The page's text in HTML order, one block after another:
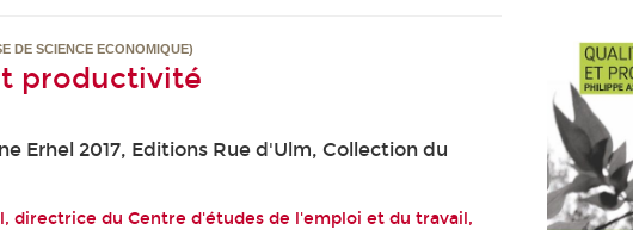
DE SCIENCE ECONOMIQUE)
productivité
Erhel 2017, Editions Rue d'Ulm, Collection du
directrice du Centre d'études de l'emploi et du travail,